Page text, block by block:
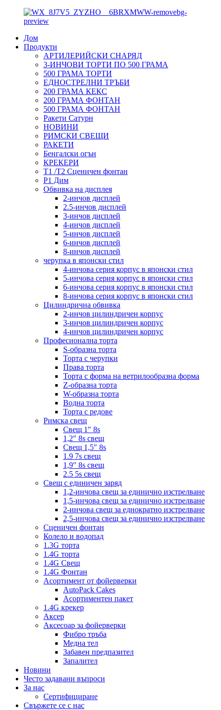
Дом
Продукти
АРТИЛЕРИЙСКИ СНАРЯД
3-ИНЧОВИ ТОРТИ ПО 500 ГРАМА
500 ГРАМА ТОРТИ
ЕДНОСТРЕЛНИ ТРЪБИ
200 ГРАМА КЕКС
200 ГРАМА ФОНТАН
500 ГРАМА ФОНТАН
Ракети Сатурн
НОВИНИ
РИМСКИ СВЕЩИ
РАКЕТИ
Бенгалски огън
КРЕКЕРИ
T1 /T2 Сценичен фонтан
P1 Дим
Обвивка на дисплея
2-инчов дисплей
2.5-инчов дисплей
3-инчов дисплей
4-инчов дисплей
5-инчов дисплей
6-инчов дисплей
8-инчов дисплей
черупка в японски стил
4-инчова серия корпус в японски стил
5-инчова серия корпус в японски стил
6-инчова серия корпус в японски стил
8-инчова серия корпус в японски стил
Цилиндрична обвивка
2-инчов цилиндричен корпус
3-инчов цилиндричен корпус
4-инчов цилиндричен корпус
Професионална торта
S-образна торта
Торта с черупки
Права торта
Торта с форма на ветрилообразна форма
Z-образна торта
W-образна торта
Водна торта
Торта с редове
Римска свещ
Свещ 1″ 8s
1,2″ 8s свещ
Свещ 1,5″ 8s
1.9 7s свещ
1,9″ 8s свещ
2.5 5s свещ
Свещ с единичен заряд
1,2-инчова свещ за единично изстрелване
1,5-инчова свещ за единично изстрелване
2-инчова свещ за еднократно изстрелване
2,5-инчова свещ за единично изстрелване
Сценичен фонтан
Колело и водопад
1.3G торта
1.4G торта
1.4G Свещ
1.4G Фонтан
Асортимент от фойерверки
AutoPack Cakes
Асортиментен пакет
1.4G крекер
Аксер
Аксесоар за фойерверки
Фибро тръба
Медна тел
Забавен предпазител
Запалител
Новини
Често задавани въпроси
За нас
Сертифициране
Свържете се с нас